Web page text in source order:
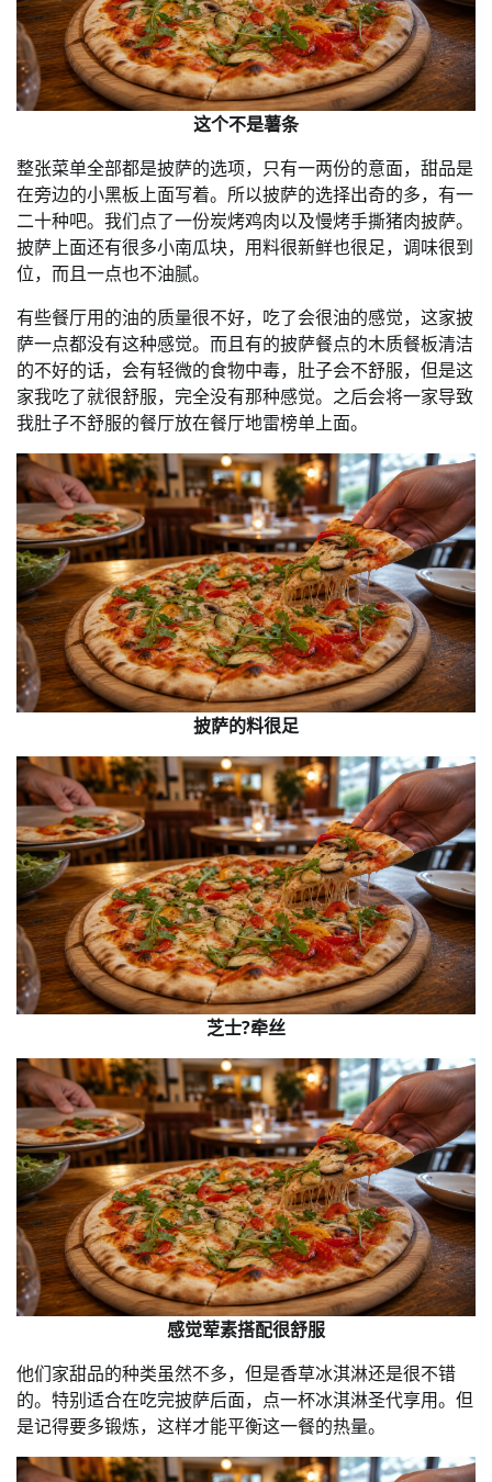
这个不是薯条
整张菜单全部都是披萨的选项，只有一两份的意面，甜品是
在旁边的小黑板上面写着。所以披萨的选择出奇的多，有一
二十种吧。我们点了一份炭烤鸡肉以及慢烤手撕猪肉披萨。
披萨上面还有很多小南瓜块，用料很新鲜也很足，调味很到
位，而且一点也不油腻。
有些餐厅用的油的质量很不好，吃了会很油的感觉，这家披
萨一点都没有这种感觉。而且有的披萨餐点的木质餐板清洁
的不好的话，会有轻微的食物中毒，肚子会不舒服，但是这
家我吃了就很舒服，完全没有那种感觉。之后会将一家导致
我肚子不舒服的餐厅放在餐厅地雷榜单上面。
披萨的料很足
芝士?牵丝
感觉荤素搭配很舒服
他们家甜品的种类虽然不多，但是香草冰淇淋还是很不错
的。特别适合在吃完披萨后面，点一杯冰淇淋圣代享用。但
是记得要多锻炼，这样才能平衡这一餐的热量。